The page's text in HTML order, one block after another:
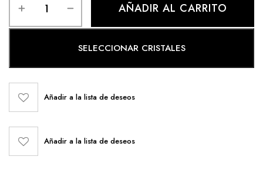
AÑADIR AL CARRITO
SELECCIONAR CRISTALES
Añadir a la lista de deseos
Añadir a la lista de deseos